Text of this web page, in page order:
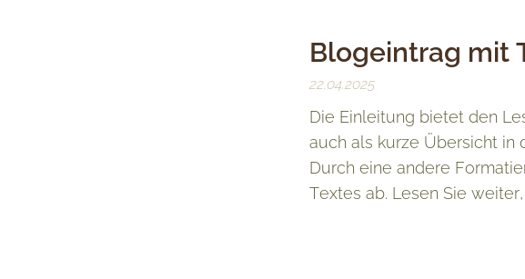
Blogeintrag mit
22.04.2025
Die Einleitung bietet den
auch als kurze Übersicht
Durch eine andere
Textes ab. Lesen Sie